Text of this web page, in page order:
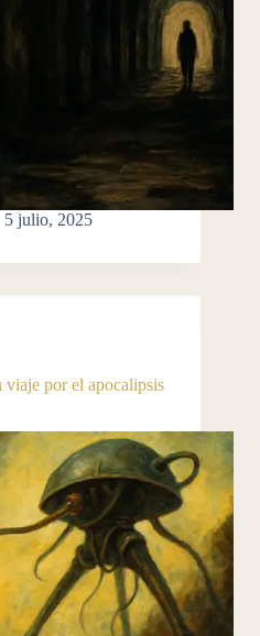
5 julio, 2025
por el apocalipsis